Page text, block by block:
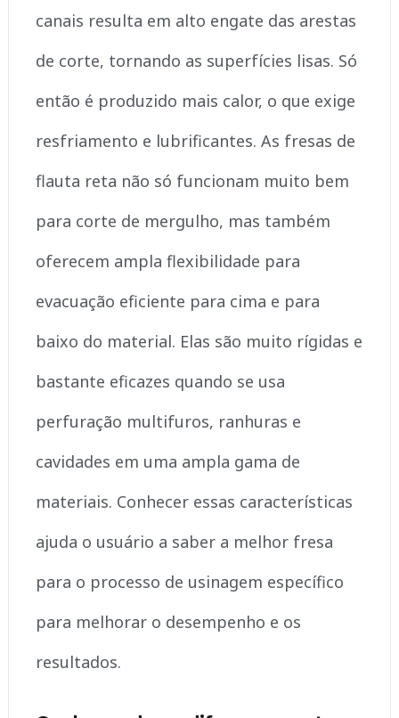
canais resulta em alto engate das arestas
de corte, tornando as superfícies lisas. Só
então é produzido mais calor, o que exige
resfriamento e lubrificantes. As fresas de
flauta reta não só funcionam muito bem
para corte de mergulho, mas também
oferecem ampla flexibilidade para
evacuação eficiente para cima e para
baixo do material. Elas são muito rígidas e
bastante eficazes quando se usa
perfuração multifuros, ranhuras e
cavidades em uma ampla gama de
materiais. Conhecer essas características
ajuda o usuário a saber a melhor fresa
para o processo de usinagem específico
para melhorar o desempenho e os
resultados.